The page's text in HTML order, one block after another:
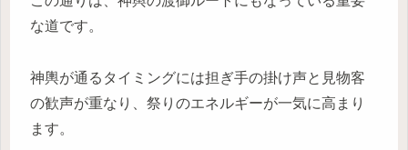
な道です。
神輿が通るタイミングには担ぎ手の掛け声と見物客
の歓声が重なり、祭りのエネルギーが一気に高まり
ます。